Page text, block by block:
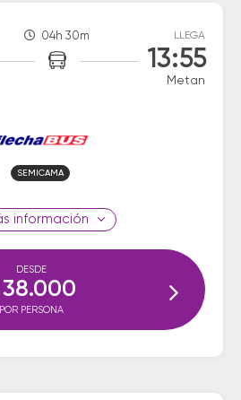
04h 30m LLEGA
13:55
Metan
SEMICAMA
información
DESDE
38.000
POR PERSONA